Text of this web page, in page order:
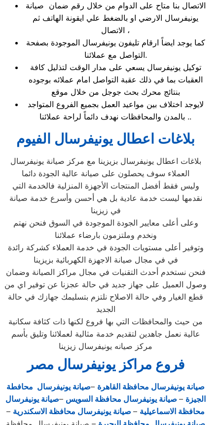
الاتصال بنا متاح على الدوام من خلال رقم ضمان صيانة
يونيفرسال الارضي او بالضغط علي ايقونة الهاتف ثم
الاتصال ،
كما يوجد ايضاً ارقام تليفون يونيفرسال الموجودة بصفحة
التواصل مع عملائنا.
توكيل يونيفرسال يسعي على مدار الوقت لتذليل كافة
العقبات بما في ذلك عقبة التواصل امام عملائه بوجوده
بنتائج محرك بحث جوجل من خلال موقع
لايوجد اختلاف بين مواعيد العمل بجميع الفروع المتواجد
بالمدن والمحافظات نهدف دائماً لراحة عملائنا ..
بلاغات اعطال يونيفرسال الفيوم
بلاغات اعطال يونيفرسال بزيزينا مع مركز صيانة يونيفرسال
العملاء سوف يحصلون على صيانة عالية الجودة دائما
وليس فقط أفضل المنتجات الأجهزة المنزلية فالخدمة التي
نقدمها ليست خدمة عادية بل هي أحسن وأسرع خدمة صيانة
في زيزينا
وعلى أعلى معايير الجودة الموجودة في السوق فنحن نهتم
ونخدم وملتزمون بارضاء عملائنا
وتوفير أعلى مستويات الجودة في خدمة العملاء كشركة رائدة
في في مجال صيانة الاجهزة الكهربائية بزيزينا
فنحن نستخدم أحدث التقنيات في مجال مراكز الصيانة وضمان
وصول العميل على جهاز جديد في حالة عجزنا عن توفير اي من
قطع الغيار وفي حالة الاصلاح نلتزم بتسليمك جهازك في حالة
الجديد
من حيث والمحافظات التي بها فروع لكنها ذات كثافة سكانية
عالية نعمل جاهدين لتقديم خدمة مثالية لعملائنا وتليق بأسم
مركز صيانه يونيفرسال زيزينا
فروع مراكز يونيفرسال مصر
صيانة يونيفرسال محافظة القاهرة –صيانة يونيفرسال محافطة
الجيزة – صيانة يونيفرسال محافظة السويس –صيانة يونيفرسال
محافظة الاسماعيلية – صيانة يونيفرسال محافظة الاسكندرية –